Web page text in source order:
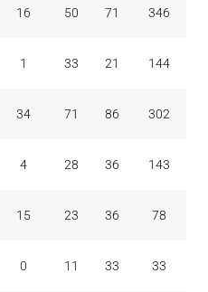
16 50 71 346
1 33 21 144
34 71 86 302
4 28 36 143
15 23 36 78
0 11 33 33